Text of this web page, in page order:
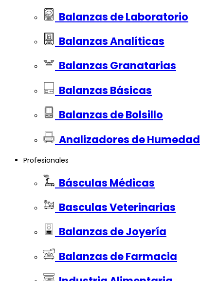
Balanzas de Laboratorio
Balanzas Analíticas
Balanzas Granatarias
Balanzas Básicas
Balanzas de Bolsillo
Analizadores de Humedad
Profesionales
Básculas Médicas
Basculas Veterinarias
Balanzas de Joyería
Balanzas de Farmacia